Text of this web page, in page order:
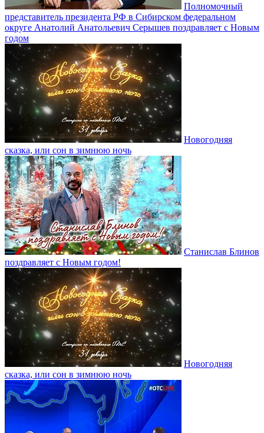
Полномочный
представитель президента РФ в Сибирском федеральном
округе Анатолий Анатольевич Серышев поздравляет с Новым
годом
Новогодняя
сказка, или сон в зимнюю ночь
Станислав Блинов
поздравляет с Новым годом!
Новогодняя
сказка, или сон в зимнюю ночь